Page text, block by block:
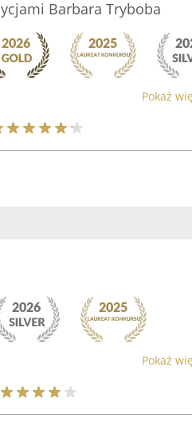
Barbara Tryboba
Pokaż
Pokaż